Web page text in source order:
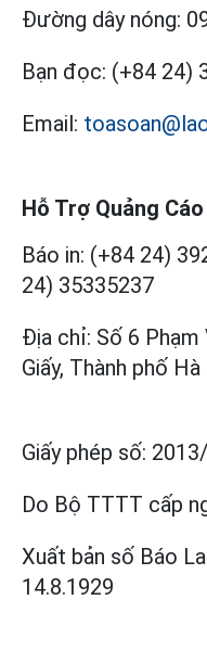
Đường dây nóng:
Bạn đọc: (+84 24)
Email:
Hỗ Trợ Quảng Cáo
Báo in: (+84 24)
24) 35335237
Địa chỉ: Số 6 Phạm
Giấy, Thành phố
Giấy phép số:
Do Bộ TTTT cấp
Xuất bản số Báo
14.8.1929